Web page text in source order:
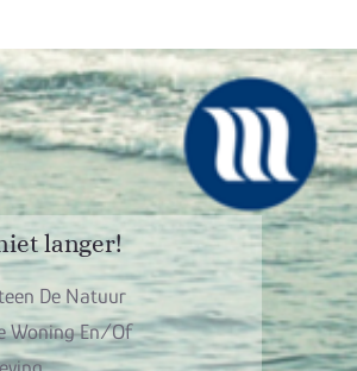
langer!
De Natuur
Woning En/of